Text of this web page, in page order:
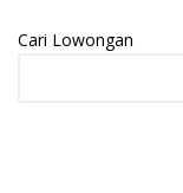
Cari Lowongan